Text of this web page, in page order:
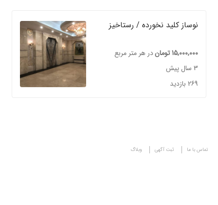
نوساز کلید نخورده / رستاخیز
15,000,000توماندر هر متر مربع
3 سال پیش
269 بازدید
تماس با ما ثبت آگهی وبلاگ